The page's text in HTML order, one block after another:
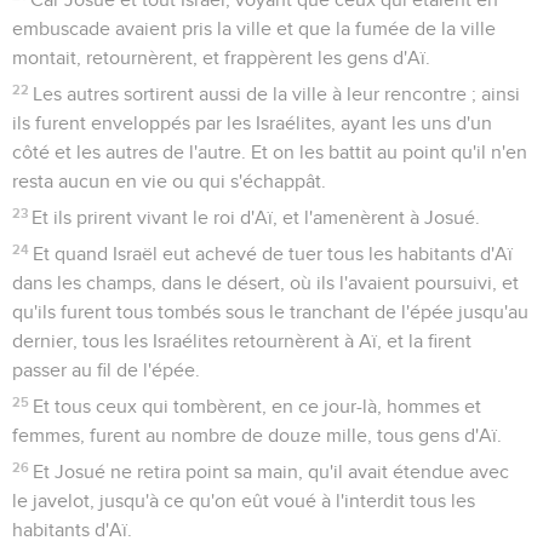
embuscade avaient pris la ville et que la fumée de la ville
montait, retournèrent, et frappèrent les gens d'Aï.
22 Les autres sortirent aussi de la ville à leur rencontre ; ainsi
ils furent enveloppés par les Israélites, ayant les uns d'un
côté et les autres de l'autre. Et on les battit au point qu'il n'en
resta aucun en vie ou qui s'échappât.
23 Et ils prirent vivant le roi d'Aï, et l'amenèrent à Josué.
24 Et quand Israël eut achevé de tuer tous les habitants d'Aï
dans les champs, dans le désert, où ils l'avaient poursuivi, et
qu'ils furent tous tombés sous le tranchant de l'épée jusqu'au
dernier, tous les Israélites retournèrent à Aï, et la firent
passer au fil de l'épée.
25 Et tous ceux qui tombèrent, en ce jour-là, hommes et
femmes, furent au nombre de douze mille, tous gens d'Aï.
26 Et Josué ne retira point sa main, qu'il avait étendue avec
le javelot, jusqu'à ce qu'on eût voué à l'interdit tous les
habitants d'Aï.